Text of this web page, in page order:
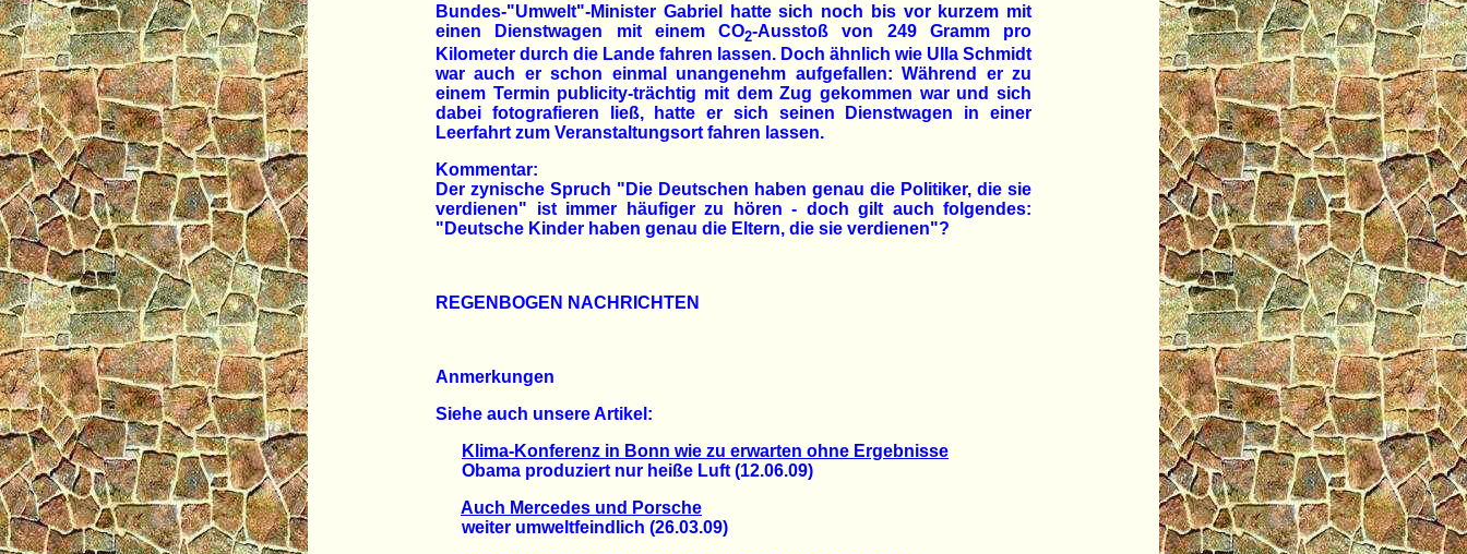
Bundes-"Umwelt"-Minister Gabriel hatte sich noch bis vor kurzem mit
einen Dienstwagen mit einem CO2-Ausstoß von 249 Gramm pro
Kilometer durch die Lande fahren lassen. Doch ähnlich wie Ulla Schmidt
war auch er schon einmal unangenehm aufgefallen: Während er zu
einem Termin publicity-trächtig mit dem Zug gekommen war und sich
dabei fotografieren ließ, hatte er sich seinen Dienstwagen in einer
Leerfahrt zum Veranstaltungsort fahren lassen.
Kommentar:
Der zynische Spruch "Die Deutschen haben genau die Politiker, die sie
verdienen" ist immer häufiger zu hören - doch gilt auch folgendes:
"Deutsche Kinder haben genau die Eltern, die sie verdienen"?
REGENBOGEN NACHRICHTEN
Anmerkungen
Siehe auch unsere Artikel:
Klima-Konferenz in Bonn wie zu erwarten ohne Ergebnisse
Obama produziert nur heiße Luft (12.06.09)
Auch Mercedes und Porsche
weiter umweltfeindlich (26.03.09)